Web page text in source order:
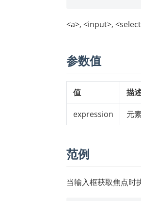
<a>, <input>,
参数值
值 描
expression 元
范例
当输入框获取焦点时